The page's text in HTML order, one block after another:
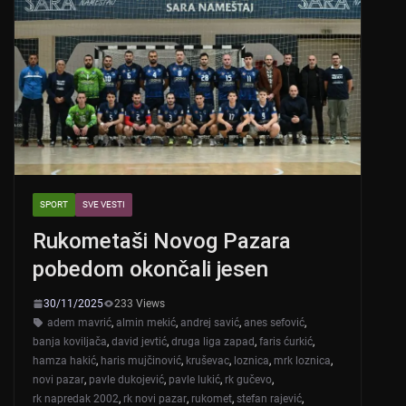
SPORT SVE VESTI
Rukometaši Novog Pazara
pobedom okončali jesen
30/11/2025
233 Views
adem mavrić, almin mekić, andrej savić, anes sefović,
banja koviljača, david jevtić, druga liga zapad, faris ćurkić,
hamza hakić, haris mujčinović, kruševac, loznica, mrk loznica,
novi pazar, pavle dukojević, pavle lukić, rk gučevo,
rk napredak 2002, rk novi pazar, rukomet, stefan rajević,